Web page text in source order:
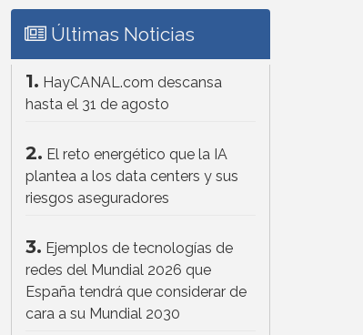
Últimas Noticias
1. HayCANAL.com descansa
hasta el 31 de agosto
2. El reto energético que la IA
plantea a los data centers y sus
riesgos aseguradores
3. Ejemplos de tecnologías de
redes del Mundial 2026 que
España tendrá que considerar de
cara a su Mundial 2030